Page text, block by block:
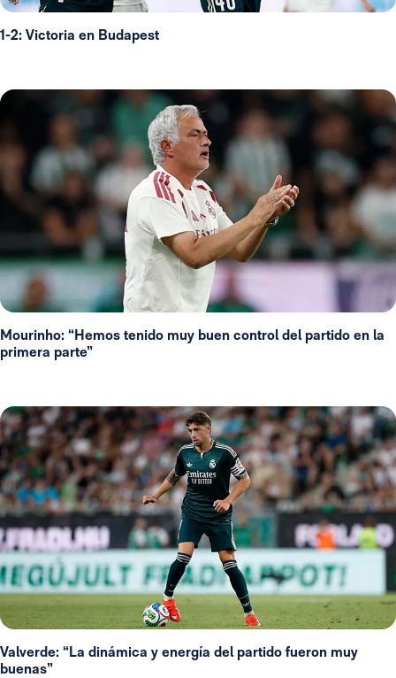
1-2: Victoria en Budapest
Mourinho: “Hemos tenido muy buen control del partido en la
primera parte”
Valverde: “La dinámica y energía del partido fueron muy
buenas”